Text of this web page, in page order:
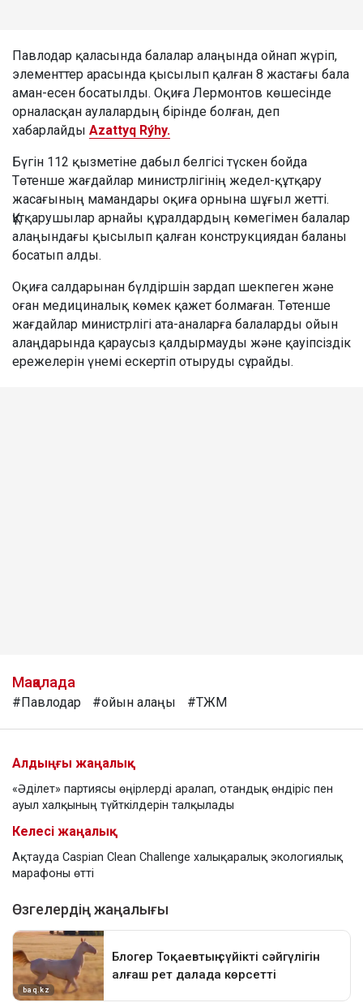
Павлодар қаласында балалар алаңында ойнап жүріп,
элементтер арасында қысылып қалған 8 жастағы бала
аман-есен босатылды. Оқиға Лермонтов көшесінде
орналасқан аулалардың бірінде болған, деп
хабарлайды Azattyq Rýhy.
Бүгін 112 қызметіне дабыл белгісі түскен бойда
Төтенше жағдайлар министрлігінің жедел-құтқару
жасағының мамандары оқиға орнына шұғыл жетті.
Құтқарушылар арнайы құралдардың көмегімен балалар
алаңындағы қысылып қалған конструкциядан баланы
босатып алды.
Оқиға салдарынан бүлдіршін зардап шекпеген және
оған медициналық көмек қажет болмаған. Төтенше
жағдайлар министрлігі ата-аналарға балаларды ойын
алаңдарында қараусыз қалдырмауды және қауіпсіздік
ережелерін үнемі ескертіп отыруды сұрайды.
Мақалада
#Павлодар #ойын алаңы #ТЖМ
Алдыңғы жаңалық
«Әділет» партиясы өңірлерді аралап, отандық өндіріс пен
ауыл халқының түйткілдерін талқылады
Келесі жаңалық
Ақтауда Caspian Clean Challenge халықаралық экологиялық
марафоны өтті